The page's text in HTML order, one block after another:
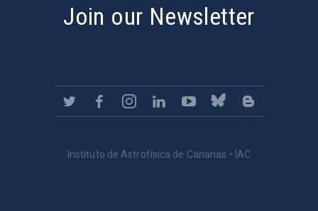
Join our Newsletter
Instituto de Astrofísica de Canarias • IAC